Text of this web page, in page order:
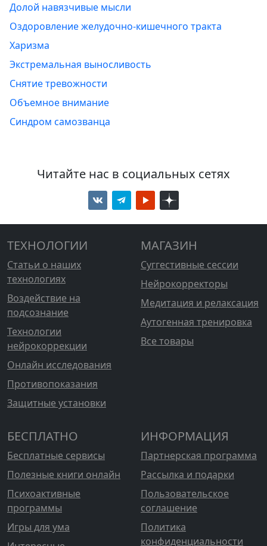
Долой навязчивые мысли
Оздоровление желудочно-кишечного тракта
Харизма
Экстремальная выносливость
Снятие тревожности
Объемное внимание
Синдром самозванца
Читайте нас в социальных сетях
ТЕХНОЛОГИИ
Статьи о наших
технологиях
Воздействие на
подсознание
Технологии
нейрокоррекции
Онлайн исследования
Противопоказания
Защитные установки
МАГАЗИН
Суггестивные сессии
Нейрокорректоры
Медитация и релаксация
Аутогенная тренировка
Все товары
БЕСПЛАТНО
Бесплатные сервисы
Полезные книги онлайн
Психоактивные
программы
Игры для ума
ИНФОРМАЦИЯ
Партнерская программа
Рассылка и подарки
Пользовательское
соглашение
Политика
конфиденциальности